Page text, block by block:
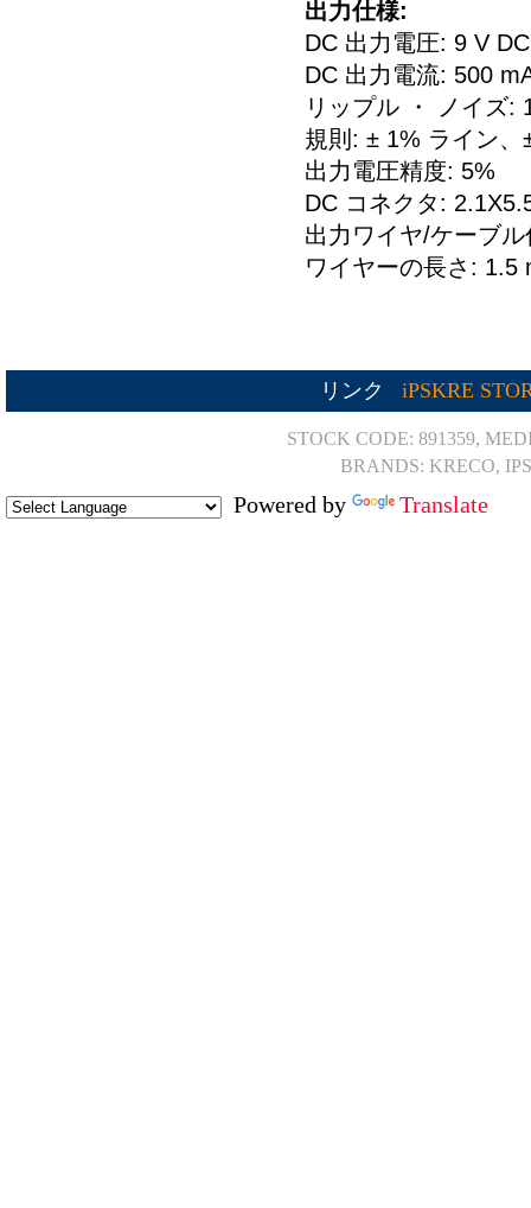
出力仕様:
DC 出力電圧: 9 V DC
DC 出力電流: 500
リップル ・ ノイズ:
規則: ± 1% ライン、
出力電圧精度: 5%
DC コネクタ:
出力ワイヤ/ケーブ
ワイヤーの長さ: 1.5
リンク iPSKRE
STOCK CODE: 891359,
BRANDS: KRECO,
Powered by Translate